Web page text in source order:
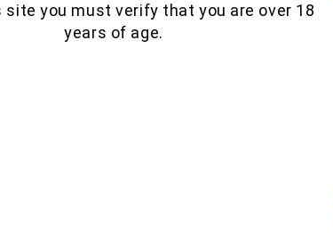
-
BACON WINED AND
SMOKED CUBE 150GR -
site you must verify that you are over 18
years of age.